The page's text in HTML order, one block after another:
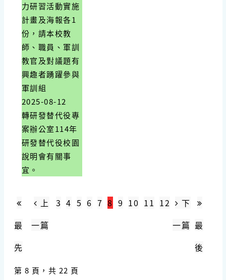
力研習活動實施
計畫及海報各1
份，請本校教
師、職員、軍訓
教官及對議題有
興趣者踴躍參與
軍訓組
2025-08-12
轉研發替代役專
案辦公室114年
研發替代役校園
說明會有關事
宜。
最
先
上
一篇
3 4 5 6 7 8 9 10 11 12
下
一篇 最
後
第 8 頁，共 22 頁